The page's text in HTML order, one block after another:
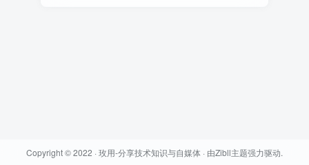
Copyright © 2022 · 玫用-分享技术知识与自媒体 · 由Zibll主题强力驱动.